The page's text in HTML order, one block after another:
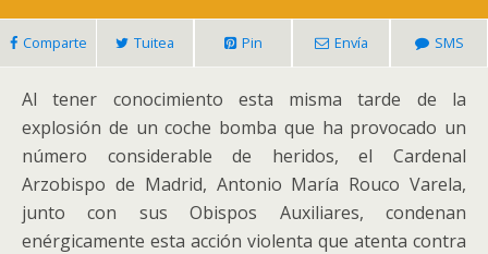
Comparte Tuitea Pin Envía SMS
Al tener conocimiento esta misma tarde de la
explosión de un coche bomba que ha provocado un
número considerable de heridos, el Cardenal
Arzobispo de Madrid, Antonio María Rouco Varela,
junto con sus Obispos Auxiliares, condenan
enérgicamente esta acción violenta que atenta contra